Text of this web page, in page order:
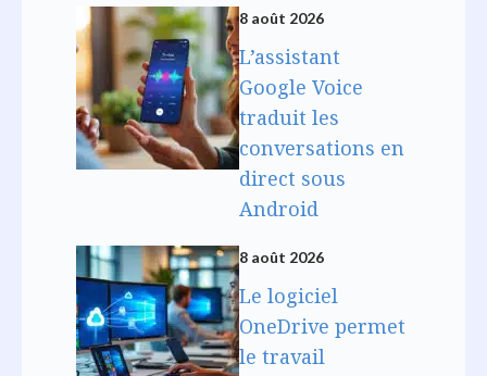
8 août 2026
L’assistant
Google Voice
traduit les
conversations en
direct sous
Android
8 août 2026
Le logiciel
OneDrive permet
le travail